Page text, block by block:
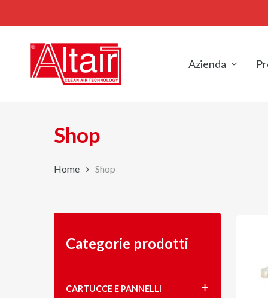
Azienda
Shop
Home Shop
Categorie prodotti
CARTUCCE E PANNELLI